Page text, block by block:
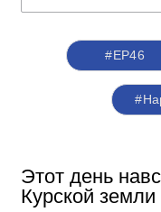
#ЕР46
Этот день
Курской земли